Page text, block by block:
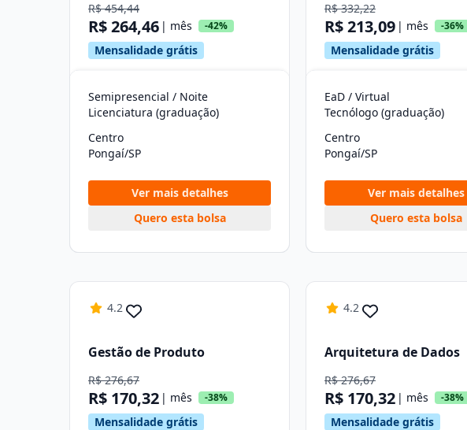
R$ 454,44
R$ 264,46 | mês -42%
Mensalidade grátis
Semipresencial / Noite
Licenciatura (graduação)
Centro
Pongaí/SP
Ver mais detalhes
Quero esta bolsa
R$ 332,22
R$ 213,09 | mês -36%
Mensalidade grátis
EaD / Virtual
Tecnólogo (graduação)
Centro
Pongaí/SP
Ver mais detalhes
Quero esta bolsa
4.2
Gestão de Produto
R$ 276,67
R$ 170,32 | mês -38%
Mensalidade grátis
4.2
Arquitetura de Dados
R$ 276,67
R$ 170,32 | mês -38%
Mensalidade grátis